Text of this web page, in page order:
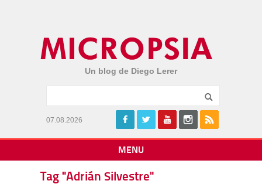
Un blog de Diego Lerer
07.08.2026
MENU
Tag "Adrián Silvestre"